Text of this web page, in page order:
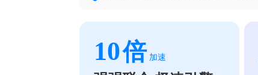
10倍 加速